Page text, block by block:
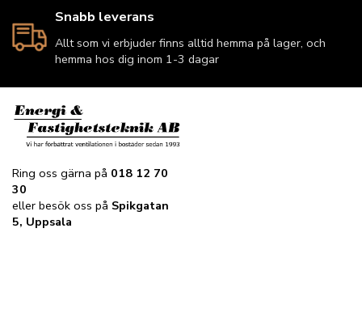
Snabb leverans
Allt som vi erbjuder finns alltid hemma på lager, och
hemma hos dig inom 1-3 dagar
Ring oss gärna på 018 12 70
30
eller besök oss på Spikgatan
5, Uppsala